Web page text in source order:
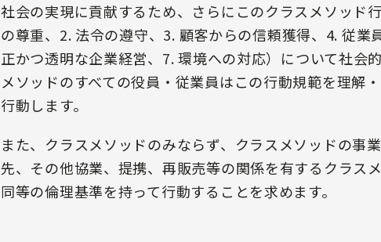
社会の実現に貢献するため、さらにこのクラスメソッド
の尊重、2. 法令の遵守、3. 顧客からの信頼獲得、4. 従
正かつ透明な企業経営、7. 環境への対応）について社会
メソッドのすべての役員・従業員はこの行動規範を理解
行動します。
また、クラスメソッドのみならず、クラスメソッドの事
先、その他協業、提携、再販売等の関係を有するクラス
同等の倫理基準を持って行動することを求めます。